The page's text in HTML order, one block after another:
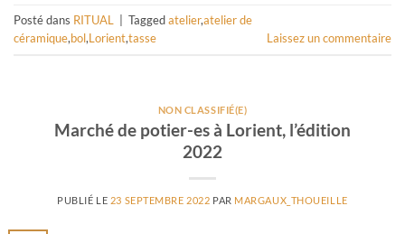
Posté dans RITUAL Taggedatelier,atelier de
céramique,bol,Lorient,tasse Laissez un commentaire
NON CLASSIFIÉ(E)
Marché de potier-es à Lorient, l’édition
2022
PUBLIÉ LE 23 SEPTEMBRE 2022 PAR MARGAUX_THOUEILLE